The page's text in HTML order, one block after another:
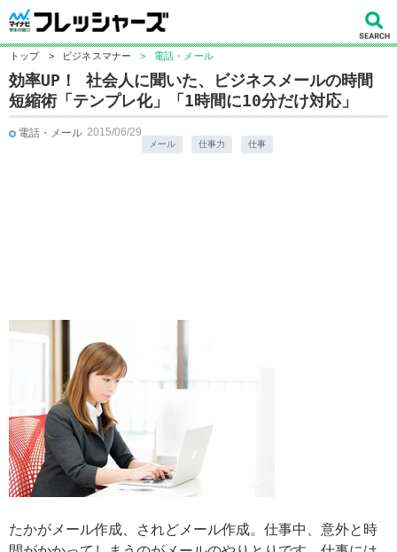
トップ > ビジネスマナー > 電話・メール
効率UP！ 社会人に聞いた、ビジネスメールの時間
短縮術「テンプレ化」「1時間に10分だけ対応」
電話・メール 2015/06/29
メール 仕事力 仕事
たかがメール作成、されどメール作成。仕事中、意外と時